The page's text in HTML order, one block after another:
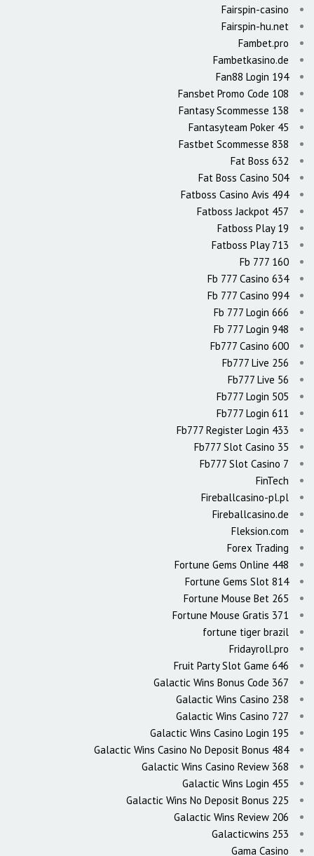
Fairspin-casino
Fairspin-hu.net
Fambet.pro
Fambetkasino.de
Fan88 Login 194
Fansbet Promo Code 108
Fantasy Scommesse 138
Fantasyteam Poker 45
Fastbet Scommesse 838
Fat Boss 632
Fat Boss Casino 504
Fatboss Casino Avis 494
Fatboss Jackpot 457
Fatboss Play 19
Fatboss Play 713
Fb 777 160
Fb 777 Casino 634
Fb 777 Casino 994
Fb 777 Login 666
Fb 777 Login 948
Fb777 Casino 600
Fb777 Live 256
Fb777 Live 56
Fb777 Login 505
Fb777 Login 611
Fb777 Register Login 433
Fb777 Slot Casino 35
Fb777 Slot Casino 7
FinTech
Fireballcasino-pl.pl
Fireballcasino.de
Fleksion.com
Forex Trading
Fortune Gems Online 448
Fortune Gems Slot 814
Fortune Mouse Bet 265
Fortune Mouse Gratis 371
fortune tiger brazil
Fridayroll.pro
Fruit Party Slot Game 646
Galactic Wins Bonus Code 367
Galactic Wins Casino 238
Galactic Wins Casino 727
Galactic Wins Casino Login 195
Galactic Wins Casino No Deposit Bonus 484
Galactic Wins Casino Review 368
Galactic Wins Login 455
Galactic Wins No Deposit Bonus 225
Galactic Wins Review 206
Galacticwins 253
Gama Casino